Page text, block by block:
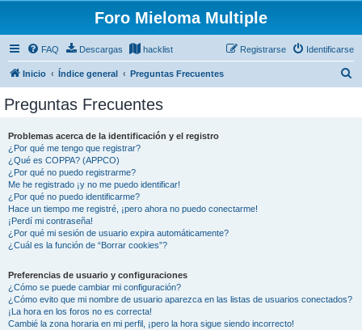
Foro Mieloma Multiple
FAQ Descargas hacklist Identificarse
Registrarse
Inicio Índice general Preguntas Frecuentes
Preguntas Frecuentes
Problemas acerca de la identificación y el registro
¿Por qué me tengo que registrar?
¿Qué es COPPA? (APPCO)
¿Por qué no puedo registrarme?
Me he registrado ¡y no me puedo identificar!
¿Por qué no puedo identificarme?
Hace un tiempo me registré, ¡pero ahora no puedo conectarme!
¡Perdí mi contraseña!
¿Por qué mi sesión de usuario expira automáticamente?
¿Cuál es la función de “Borrar cookies”?
Preferencias de usuario y configuraciones
¿Cómo se puede cambiar mi configuración?
¿Cómo evito que mi nombre de usuario aparezca en las listas de usuarios conectados?
¡La hora en los foros no es correcta!
Cambié la zona horaria en mi perfil, ¡pero la hora sigue siendo incorrecto!